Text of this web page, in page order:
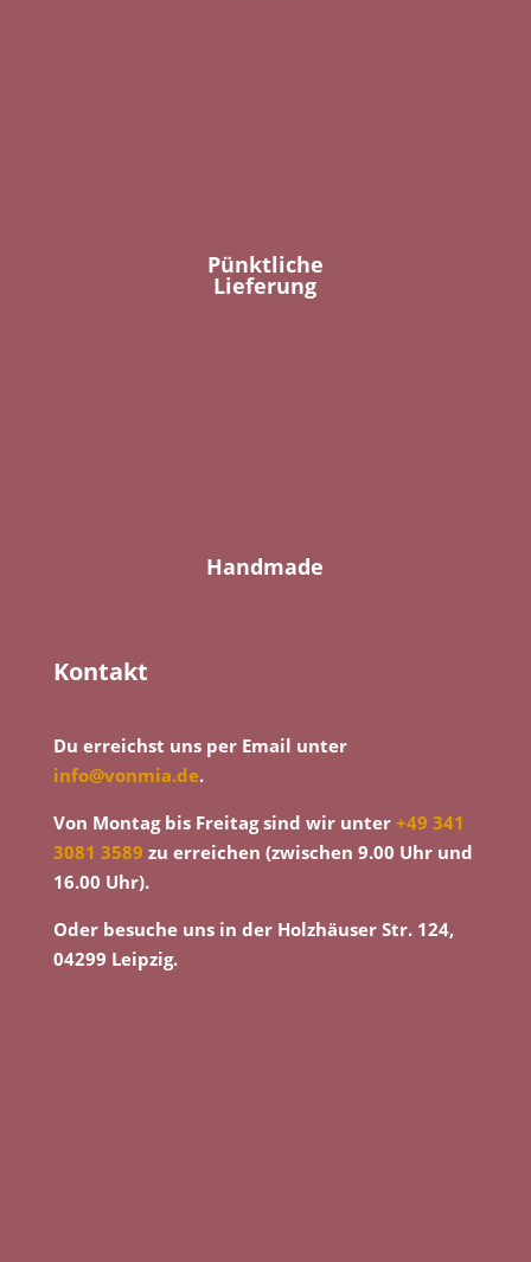
Pünktliche
Lieferung
Handmade
Kontakt
Du erreichst uns per Email unter
info@vonmia.de.
Von Montag bis Freitag sind wir unter +49 341
3081 3589 zu erreichen (zwischen 9.00 Uhr und
16.00 Uhr).
Oder besuche uns in der Holzhäuser Str. 124,
04299 Leipzig.